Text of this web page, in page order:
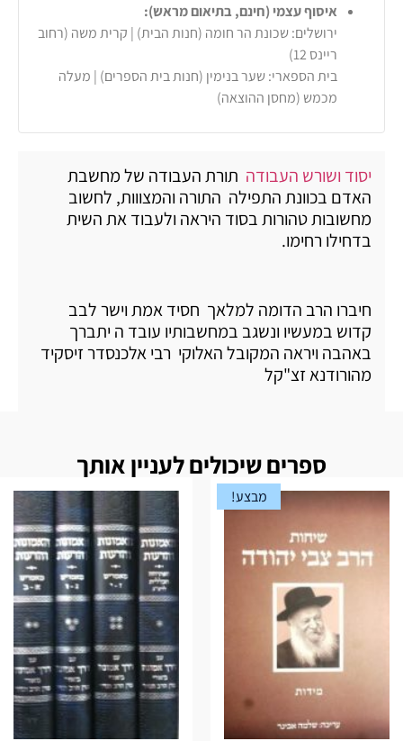
איסוף עצמי (חינם, בתיאום מראש):
ירושלים: שכונת הר חומה (חנות הבית) | קרית משה (רחוב
ריינס 12)
בית הספארי: שער בנימין (חנות בית הספרים) | מעלה
מכמש (מחסן ההוצאה)
יסוד ושורש העבודה תורת העבודה של מחשבת
האדם בכוונת התפילה התורה והמצווות, לחשוב
מחשובות טהורות בסוד היראה ולעבוד את השית
בדחילו רחימו.
חיברו הרב הדומה למלאך חסיד אמת וישר לבב
קדוש במעשיו ונשגב במחשבותיו עובד ה יתברך
באהבה ויראה המקובל האלוקי רבי אלכנסדר זיסקיד
מהורודנא זצ"קל
ספרים שיכולים לעניין אותך
מבצע!